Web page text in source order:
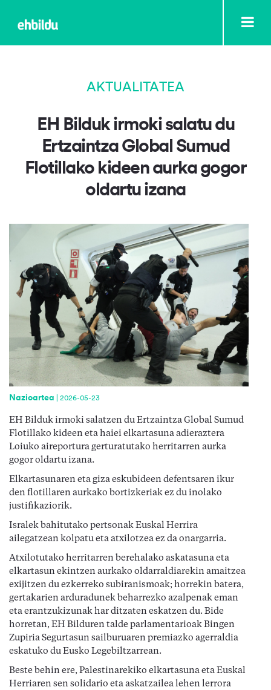
AKTUALITATEA
EH Bilduk irmoki salatu du
Ertzaintza Global Sumud
Flotillako kideen aurka gogor
oldartu izana
Nazioartea 2026-05-23
EH Bilduk irmoki salatzen du Ertzaintza Global Sumud
Flotillako kideen eta haiei elkartasuna adieraztera
Loiuko aireportura gerturatutako herritarren aurka
gogor oldartu izana.
Elkartasunaren eta giza eskubideen defentsaren ikur
den flotillaren aurkako bortizkeriak ez du inolako
justifikaziorik.
Isralek bahitutako pertsonak Euskal Herrira
ailegatzean kolpatu eta atxilotzea ez da onargarria.
Atxilotutako herritarren berehalako askatasuna eta
elkartasun ekintzen aurkako oldarraldiarekin amaitzea
exijitzen du ezkerreko subiranismoak; horrekin batera,
gertakarien arduradunek beharrezko azalpenak eman
eta erantzukizunak har ditzaten eskatzen du. Bide
horretan, EH Bilduren talde parlamentarioak Bingen
Zupiria Segurtasun sailburuaren premiazko agerraldia
eskatuko du Eusko Legebiltzarrean.
Beste behin ere, Palestinarekiko elkartasuna eta Euskal
Herriaren sen solidario eta askatzailea lehen lerrora